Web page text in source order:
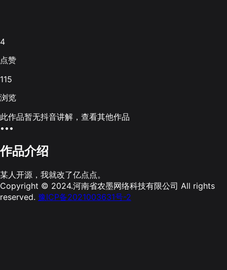
4
点赞
115
浏览
此作品暂无抖音讲解，查看其他作品
•••
作品介绍
某人开源，我就改了亿点点。
Copyright © 2024.河南省农墨网络科技有限公司 All rights
reserved. 豫ICP备2021003631号-2